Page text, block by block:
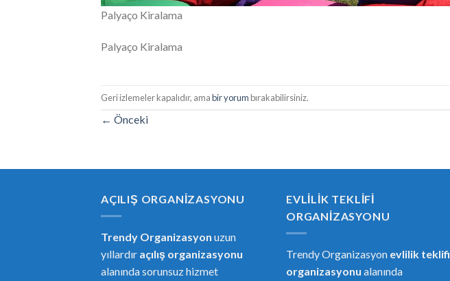
Palyaço Kiralama
Palyaço Kiralama
Geri izlemeler kapalıdır, amabir yorumbırakabilirsiniz.
← Önceki
AÇILIŞ ORGANIZASYONU
Trendy Organizasyon uzun
yıllardır açılış organizasyonu
alanında sorunsuz hizmet
EVLILIK TEKLIFI
ORGANIZASYONU
Trendy Organizasyon evlilik teklifi
organizasyonu alanında